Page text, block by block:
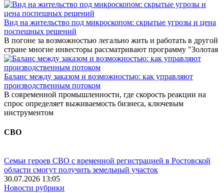
Вид на жительство под микроскопом: скрытые угрозы и цена
поспешных решений
В погоне за возможностью легально жить и работать в другой
стране многие инвесторы рассматривают программу "Золотая
Баланс между заказом и возможностью: как управляют
производственным потоком
В современной промышленности, где скорость реакции на
спрос определяет выживаемость бизнеса, ключевым
инструментом
СВО
Семьи героев СВО с временной регистрацией в Ростовской
области смогут получить земельный участок
30.07.2026 13:05
Новости рубрики